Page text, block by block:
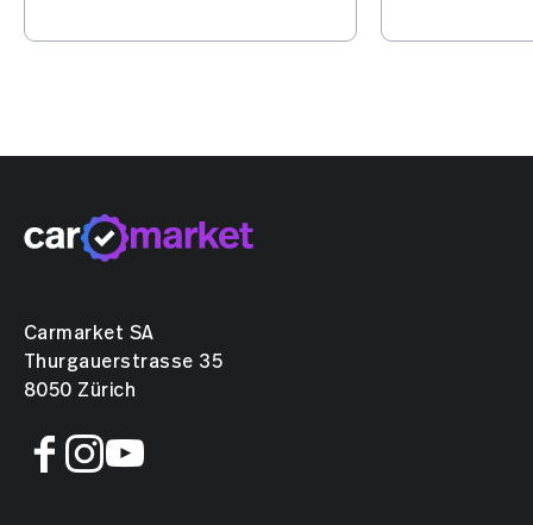
Carmarket SA
Thurgauerstrasse 35
8050 Zürich